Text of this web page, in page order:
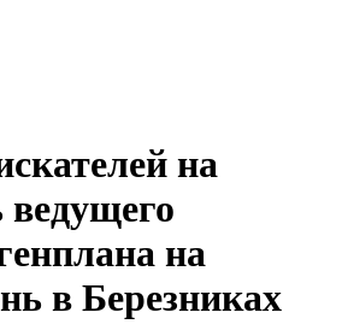
на
на
в Березниках